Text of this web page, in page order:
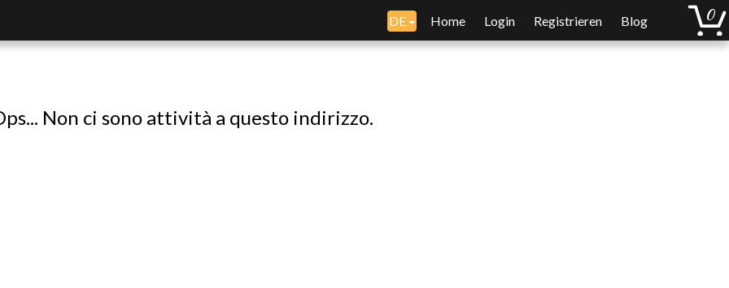
DE Home Login Registrieren Blog
Non ci sono attività a questo indirizzo.